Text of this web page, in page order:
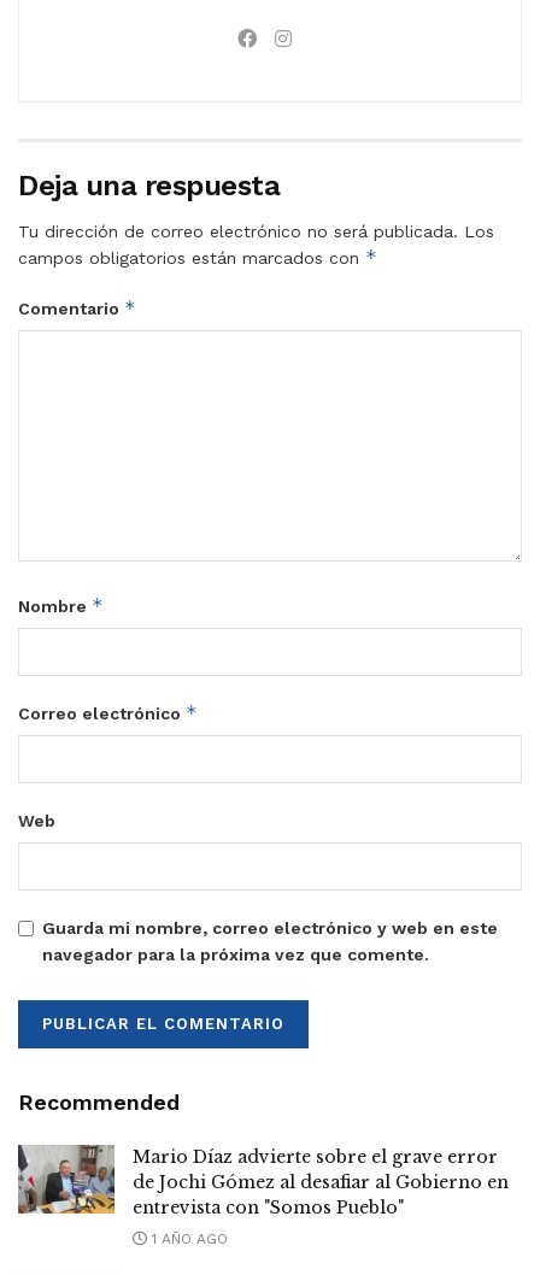
Deja una respuesta
Tu dirección de correo electrónico no será publicada. Los
campos obligatorios están marcados con *
Comentario *
Nombre *
Correo electrónico *
Web
Guarda mi nombre, correo electrónico y web en este
navegador para la próxima vez que comente.
Recommended
Mario Díaz advierte sobre el grave error
de Jochi Gómez al desafiar al Gobierno en
entrevista con "Somos Pueblo"
1 AÑO AGO